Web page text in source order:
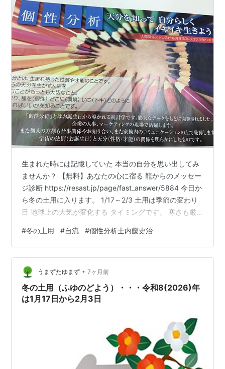
生まれた時には記憶していた 本当の自分を思い出してみ
ませんか？ 【無料】あなたの心に宿る 龍からのメッセー
ジ診断 https://resast.jp/page/fast_answer/5884 今日か
ら冬の土用に入ります。 1/17～2/3 土用は季節の変わり
目 地球上の大気が変化する タイミングです。 寒さも厳
(生命エネルギー) 低調期の方は 特に注意が必要です。 イ
ンフルエンザの感染者が 増加しやすい傾向にあります。
未の日に 「ひ」のつくものを食べて 元気に過ごしましょ
う！ ヒラメ、ヒラマサ、ヒジキ等 土用ですから、 当
然、土地に関わる…
#冬の土用 #自流 #個性分析士内藤史治
うまずたゆまず • 7ヶ月前
冬の土用（ふゆのどよう）・・・令和8(2026)年
は1月17日から2月3日